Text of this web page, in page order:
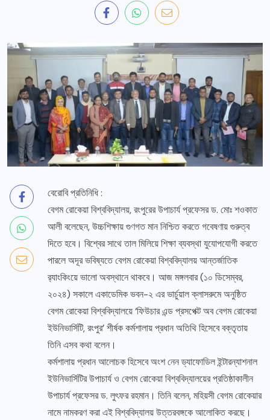
বেরোবি প্রতিনিধি :
বেগম রোকেয়া বিশ্ববিদ্যালয়, রংপুরের উপাচার্য প্রফেসর ড. মোঃ শওকাত
আলী বলেছেন, উচ্চশিক্ষায় গুণগত মান নিশ্চিত করতে গবেষণায় গুরুত্ব
দিতে হবে। বিশ্বের সাথে তাল মিলিয়ে শিক্ষা ব্যবস্থা যুযোপযোগী করতে
পারলে অদূর ভবিষ্যতে বেগম রোকেয়া বিশ্ববিদ্যালয় আন্তর্জাতিক
র‌্যাংকিংয়ে ভালো অবস্থানে থাকবে। আজ মঙ্গলবার (১০ ডিসেম্বর,
২০২৪) সকালে একাডেমিক ভবন-২ এর ভার্চুয়াল ক্লাসরুমে অনুষ্ঠিত
বেগম রোকেয়া বিশ্ববিদ্যালয়ে ‘ফিউচার এন্ড প্রসপেক্ট অব বেগম রোকেয়া
ইউনিভার্সিটি, রংপুর’ শীর্ষক কর্মশালায় প্রধান অতিথি হিসেবে বক্তৃতায়
তিনি এসব কথা বলেন।
কর্মশালায় প্রধান আলোচক হিসেবে অংশ নেন ড্যাফোডিল ইন্টারন্যাশনাল
ইউনিভার্সিটির উপাচার্য ও বেগম রোকেয়া বিশ্ববিদ্যালয়ের প্রতিষ্ঠাকালীন
উপাচার্য প্রফেসর ড. লুৎফর রহমান। তিনি বলেন, মহিয়সী বেগম রোকেয়ার
নামে নামকরণ করা এই বিশ্ববিদ্যালয় উত্তরবঙ্গকে আলোকিত করছে।